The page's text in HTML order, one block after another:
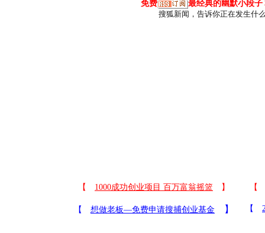
免费 最经典的幽默小段子
搜狐新闻，告诉你正在发生什